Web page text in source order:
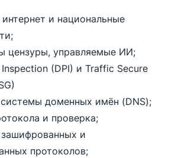
и национальные
цензуры, управляемые ИИ;
(DPI) и Traffic Secure
доменных имён (DNS);
и проверка;
и
протоколов;